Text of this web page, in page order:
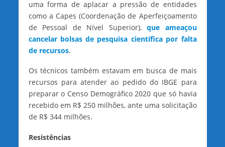
uma forma de aplacar a pressão de entidades
como a Capes (Coordenação de Aperfeiçoamento
de Pessoal de Nível Superior), que ameaçou
cancelar bolsas de pesquisa científica por falta
de recursos.
Os técnicos também estavam em busca de mais
recursos para atender ao pedido do IBGE para
preparar o Censo Demográfico 2020 que só havia
recebido em R$ 250 milhões, ante uma solicitação
de R$ 344 milhões.
Resistências